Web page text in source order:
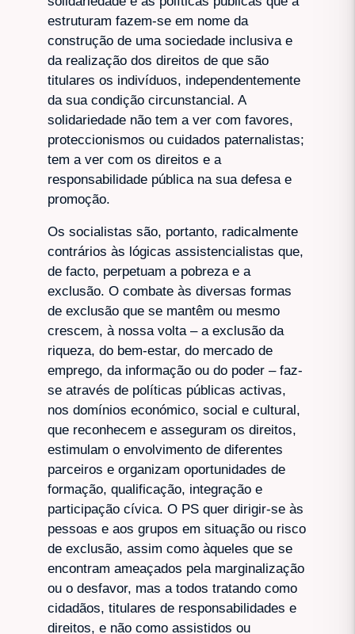
estruturam fazem-se em nome da
construção de uma sociedade inclusiva e
da realização dos direitos de que são
titulares os indivíduos, independentemente
da sua condição circunstancial. A
solidariedade não tem a ver com favores,
proteccionismos ou cuidados paternalistas;
tem a ver com os direitos e a
responsabilidade pública na sua defesa e
promoção.
Os socialistas são, portanto, radicalmente
contrários às lógicas assistencialistas que,
de facto, perpetuam a pobreza e a
exclusão. O combate às diversas formas
de exclusão que se mantêm ou mesmo
crescem, à nossa volta – a exclusão da
riqueza, do bem-estar, do mercado de
emprego, da informação ou do poder – faz-
se através de políticas públicas activas,
nos domínios económico, social e cultural,
que reconhecem e asseguram os direitos,
estimulam o envolvimento de diferentes
parceiros e organizam oportunidades de
formação, qualificação, integração e
participação cívica. O PS quer dirigir-se às
pessoas e aos grupos em situação ou risco
de exclusão, assim como àqueles que se
encontram ameaçados pela marginalização
ou o desfavor, mas a todos tratando como
cidadãos, titulares de responsabilidades e
direitos, e não como assistidos ou